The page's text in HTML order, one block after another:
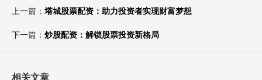
上一篇： 塔城股票配资：助力投资者实现财富梦想
下一篇： 炒股配资：解锁股票投资新格局
相关文章